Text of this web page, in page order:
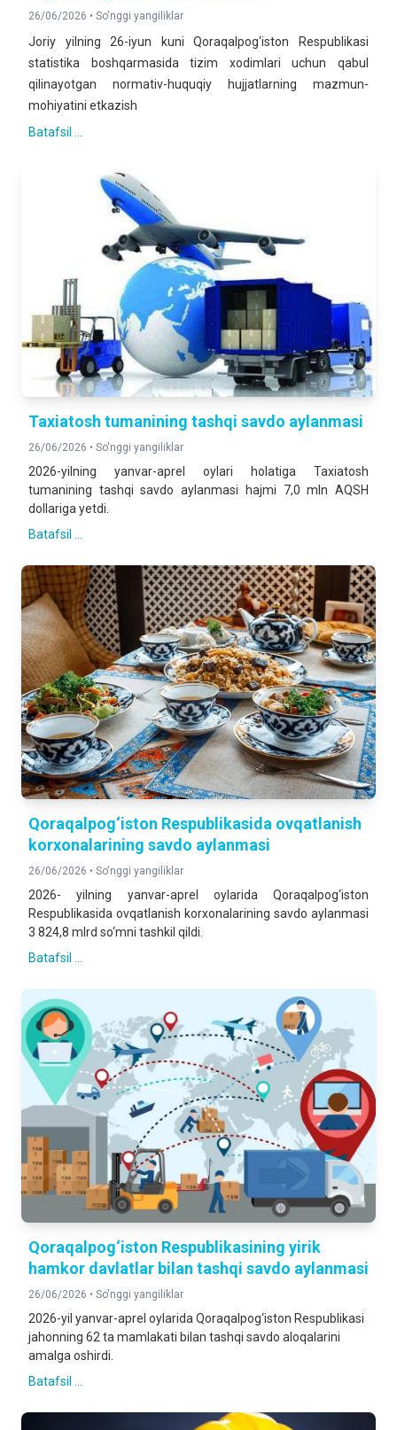
26/06/2026 • So'nggi yangiliklar
Joriy yilning 26-iyun kuni Qoraqalpog‘iston Respublikasi
statistika boshqarmasida tizim xodimlari uchun qabul
qilinayotgan normativ-huquqiy hujjatlarning mazmun-
mohiyatini etkazish
Batafsil ...
Taxiatosh tumanining tashqi savdo aylanmasi
26/06/2026 • So'nggi yangiliklar
2026-yilning yanvar-aprel oylari holatiga Taxiatosh
tumanining tashqi savdo aylanmasi hajmi 7,0 mln AQSH
dollariga yetdi.
Batafsil ...
Qoraqalpog‘iston Respublikasida ovqatlanish
korxonalarining savdo aylanmasi
26/06/2026 • So'nggi yangiliklar
2026- yilning yanvar-aprel oylarida Qoraqalpog‘iston
Respublikasida ovqatlanish korxonalarining savdo aylanmasi
3 824,8 mlrd so‘mni tashkil qildi.
Batafsil ...
Qoraqalpog‘iston Respublikasining yirik
hamkor davlatlar bilan tashqi savdo aylanmasi
26/06/2026 • So'nggi yangiliklar
2026-yil yanvar-aprel oylarida Qoraqalpog‘iston Respublikasi
jahonning 62 ta mamlakati bilan tashqi savdo aloqalarini
amalga oshirdi.
Batafsil ...